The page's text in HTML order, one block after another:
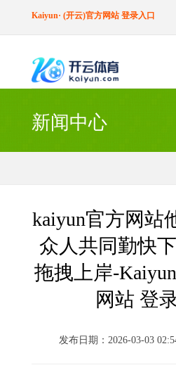
Kaiyun· (开云)官方网站 登录入口
新闻中心
kaiyun官方网站
众人共同勤快
拖拽上岸-
网站 登
发布日期：2026-03-03